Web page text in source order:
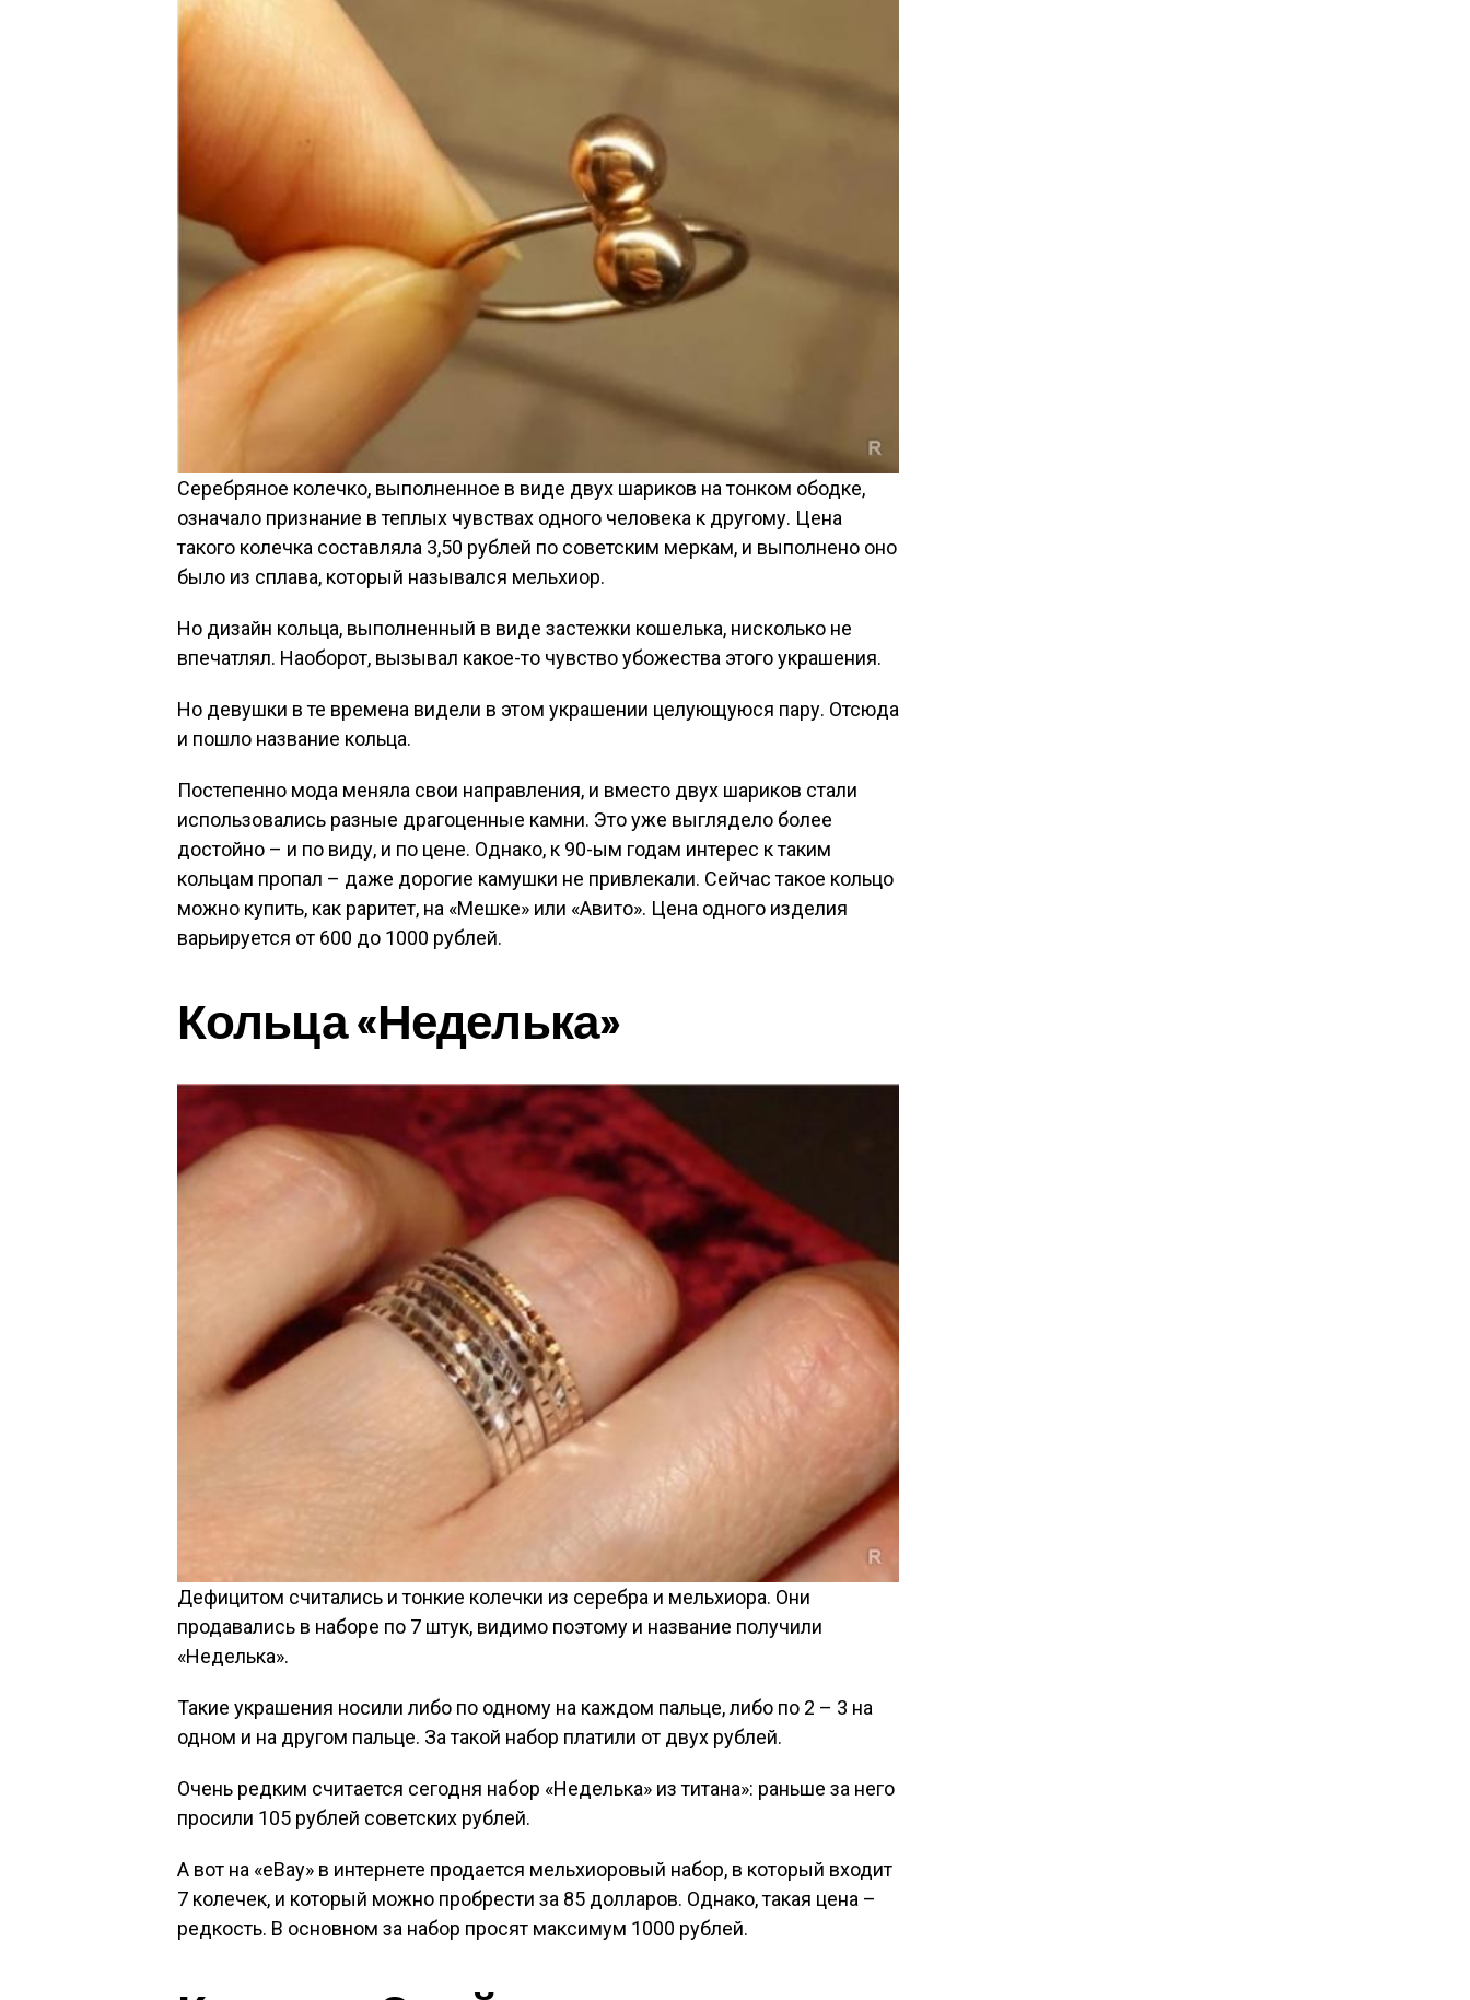
Серебряное колечко, выполненное в виде двух шариков на тонком ободке,
означало признание в теплых чувствах одного человека к другому. Цена
такого колечка составляла 3,50 рублей по советским меркам, и выполнено оно
было из сплава, который назывался мельхиор.
Но дизайн кольца, выполненный в виде застежки кошелька, нисколько не
впечатлял. Наоборот, вызывал какое-то чувство убожества этого украшения.
Но девушки в те времена видели в этом украшении целующуюся пару. Отсюда
и пошло название кольца.
Постепенно мода меняла свои направления, и вместо двух шариков стали
использовались разные драгоценные камни. Это уже выглядело более
достойно – и по виду, и по цене. Однако, к 90-ым годам интерес к таким
кольцам пропал – даже дорогие камушки не привлекали. Сейчас такое кольцо
можно купить, как раритет, на «Мешке» или «Авито». Цена одного изделия
варьируется от 600 до 1000 рублей.
Кольца «Неделька»
Дефицитом считались и тонкие колечки из серебра и мельхиора. Они
продавались в наборе по 7 штук, видимо поэтому и название получили
«Неделька».
Такие украшения носили либо по одному на каждом пальце, либо по 2 – 3 на
одном и на другом пальце. За такой набор платили от двух рублей.
Очень редким считается сегодня набор «Неделька» из титана»: раньше за него
просили 105 рублей советских рублей.
А вот на «eBay» в интернете продается мельхиоровый набор, в который входит
7 колечек, и который можно пробрести за 85 долларов. Однако, такая цена –
редкость. В основном за набор просят максимум 1000 рублей.